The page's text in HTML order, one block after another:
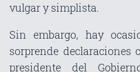
vulgar y simplista.
Sin embargo, hay
sorprende declaraciones
presidente del